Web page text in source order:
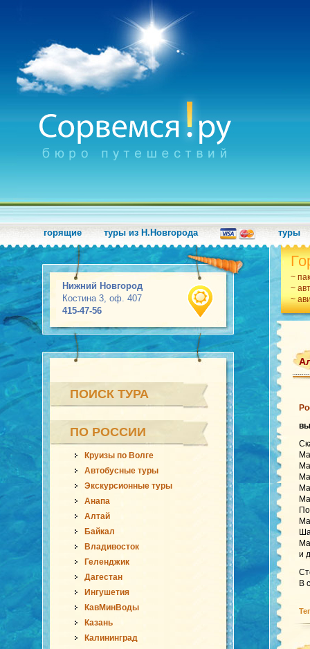
горящие туры из Н.Новгорода туры
Нижний Новгород
Костина 3, оф. 407
415-47-56
~
~
~
ПОИСК ТУРА
ПО РОССИИ
Круизы по Волге
Автобусные туры
Экскурсионные туры
Анапа
Алтай
Байкал
Владивосток
Геленджик
Дагестан
Ингушетия
КавМинВоды
Казань
Калининград
и
В